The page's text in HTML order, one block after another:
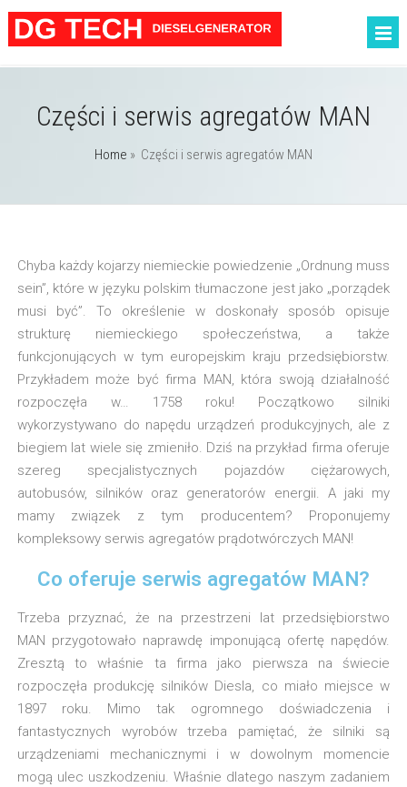
Części i serwis agregatów MAN
Home » Części i serwis agregatów MAN
Chyba każdy kojarzy niemieckie powiedzenie „Ordnung muss
sein”, które w języku polskim tłumaczone jest jako „porządek
musi być”. To określenie w doskonały sposób opisuje
strukturę niemieckiego społeczeństwa, a także
funkcjonujących w tym europejskim kraju przedsiębiorstw.
Przykładem może być firma MAN, która swoją działalność
rozpoczęła w… 1758 roku! Początkowo silniki
wykorzystywano do napędu urządzeń produkcyjnych, ale z
biegiem lat wiele się zmieniło. Dziś na przykład firma oferuje
szereg specjalistycznych pojazdów ciężarowych,
autobusów, silników oraz generatorów energii. A jaki my
mamy związek z tym producentem? Proponujemy
kompleksowy serwis agregatów prądotwórczych MAN!
Co oferuje serwis agregatów MAN?
Trzeba przyznać, że na przestrzeni lat przedsiębiorstwo
MAN przygotowało naprawdę imponującą ofertę napędów.
Zresztą to właśnie ta firma jako pierwsza na świecie
rozpoczęła produkcję silników Diesla, co miało miejsce w
1897 roku. Mimo tak ogromnego doświadczenia i
fantastycznych wyrobów trzeba pamiętać, że silniki są
urządzeniami mechanicznymi i w dowolnym momencie
mogą ulec uszkodzeniu. Właśnie dlatego naszym zadaniem